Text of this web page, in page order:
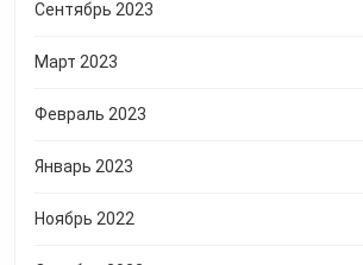
Сентябрь 2023
Март 2023
Февраль 2023
Январь 2023
Ноябрь 2022